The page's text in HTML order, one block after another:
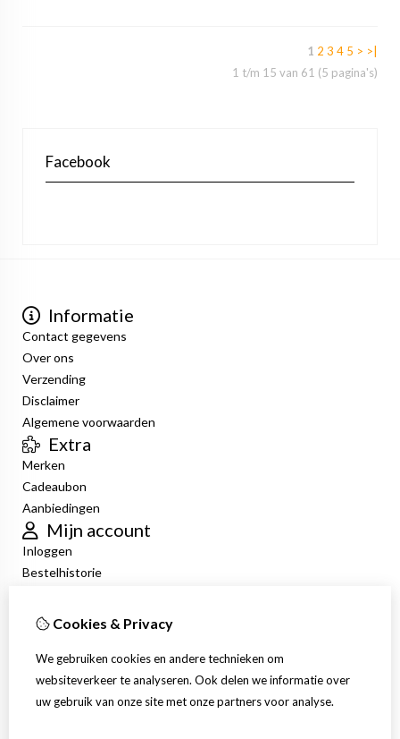
1 2 3 4 5 > >|
1 t/m 15 van 61 (5 pagina's)
Facebook
Informatie
Contact gegevens
Over ons
Verzending
Disclaimer
Algemene voorwaarden
Extra
Merken
Cadeaubon
Aanbiedingen
Mijn account
Inloggen
Bestelhistorie
Nieuwsbrief
Klantenservice
Contact
Retourneren
Sitemap
Cookies & Privacy
We gebruiken cookies en andere technieken om
websiteverkeer te analyseren. Ook delen we informatie over
uw gebruik van onze site met onze partners voor analyse.